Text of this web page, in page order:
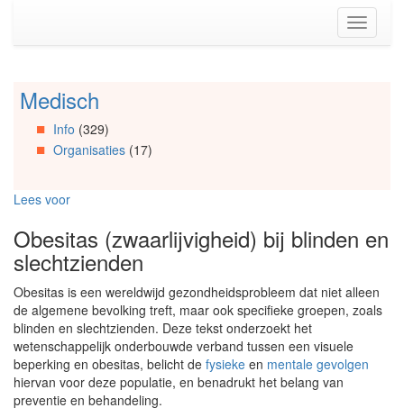
(Accesskey
Toggle
Spring
Artikels
Spring
Spring
Organisaties
Spring
Social
media
Medisch
Info (329)
Organisaties(17)
Lees voor
Obesitas (zwaarlijvigheid) bij blinden en
slechtzienden
Obesitas is een wereldwijd gezondheidsprobleem dat niet alleen
de algemene bevolking treft, maar ook specifieke groepen, zoals
blinden en slechtzienden. Deze tekst onderzoekt het
wetenschappelijk onderbouwde verband tussen een visuele
beperking en obesitas, belicht de fysieke en mentale gevolgen
hiervan voor deze populatie, en benadrukt het belang van
preventie en behandeling.